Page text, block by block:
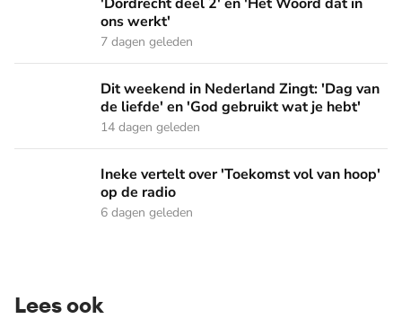
ons werkt'
7 dagen geleden
Dit weekend in Nederland Zingt: 'Dag van de liefde' en
Dit weekend in Nederland Zingt: 'Dag van
de liefde' en 'God gebruikt wat je hebt'
14 dagen geleden
Ineke vertelt over 'Toekomst vol van hoop' op de radio
Ineke vertelt over 'Toekomst vol van hoop'
op de radio
6 dagen geleden
Lees ook